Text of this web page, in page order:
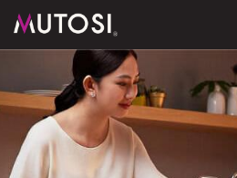
Có sản phẩm trong giỏ hàng